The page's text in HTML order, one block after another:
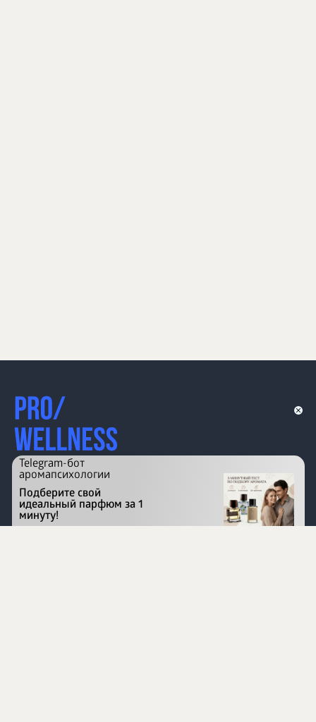
Перейти на сайт
Telegram-бот
аромапсихологии
Подберите свой
идеальный парфюм за 1
минуту!